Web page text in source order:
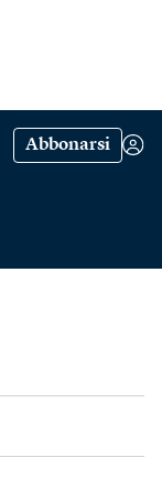
Abbonarsi